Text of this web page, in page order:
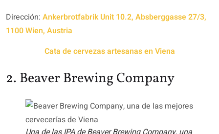
Dirección: Ankerbrotfabrik Unit 10.2, Absberggasse 27/3,
1100 Wien, Austria
Cata de cervezas artesanas en Viena
2. Beaver Brewing Company